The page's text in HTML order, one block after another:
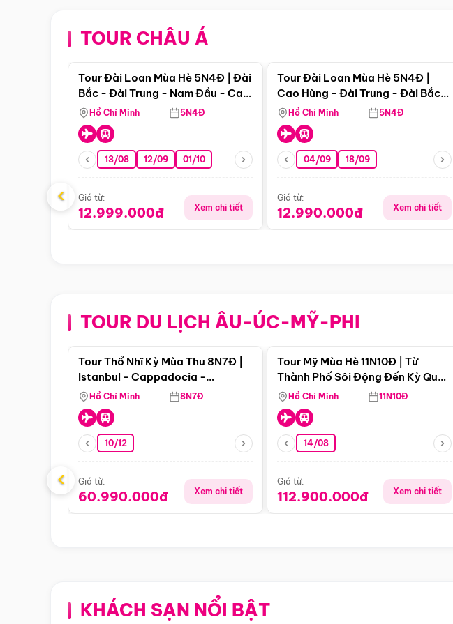
TOUR CHÂU ÁĐiểm nổi bật
Tour Đài Loan Mùa Hè 5N4Đ | Đài
Bắc - Đài Trung - Nam Đầu - Cao
Hùng ( Bay Vn)
Hồ Chí Minh 5N4Đ
13/08 12/09 01/10
Giá từ:
12.999.000đ Xem chi tiết
Tour Đài Loan Mùa Hè 5N4Đ |
Cao Hùng - Đài Trung - Đài Bắc
(Bay Vj)
Hồ Chí Minh 5N4Đ
04/09 18/09
Giá từ:
12.990.000đ Xem chi tiết
‹
TOUR DU LỊCH ÂU-ÚC-MỸ-PHI
Điểm nổi bật
Tour Thổ Nhĩ Kỳ Mùa Thu 8N7Đ |
Istanbul - Cappadocia -
Pamukkale
Hồ Chí Minh 8N7Đ
10/12
Giá từ:
60.990.000đ Xem chi tiết
Tour Mỹ Mùa Hè 11N10Đ | Từ
Thành Phố Sôi Động Đến Kỳ Quan
Thiên Nhiên Mỹ
Hồ Chí Minh 11N10Đ
14/08
Giá từ:
112.900.000đ Xem chi tiết
‹
KHÁCH SẠN NỔI BẬT